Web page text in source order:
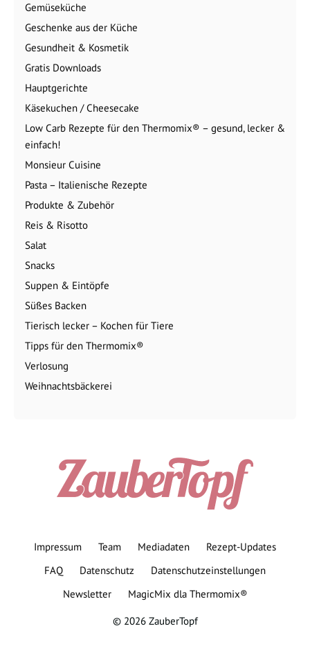
Gemüseküche
Geschenke aus der Küche
Gesundheit & Kosmetik
Gratis Downloads
Hauptgerichte
Käsekuchen / Cheesecake
Low Carb Rezepte für den Thermomix® – gesund, lecker &
einfach!
Monsieur Cuisine
Pasta – Italienische Rezepte
Produkte & Zubehör
Reis & Risotto
Salat
Snacks
Suppen & Eintöpfe
Süßes Backen
Tierisch lecker – Kochen für Tiere
Tipps für den Thermomix®
Verlosung
Weihnachtsbäckerei
Impressum Team Mediadaten
Rezept-Updates
FAQ
Datenschutz
Datenschutzeinstellungen
Newsletter
MagicMix dla Thermomix®
© 2026 ZauberTopf